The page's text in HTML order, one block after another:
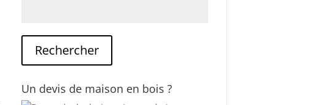
Un devis de maison en bois ?